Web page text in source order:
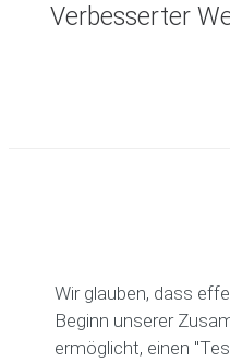
Verbesserter
Wir glauben, dass
Beginn unserer
ermöglicht, einen